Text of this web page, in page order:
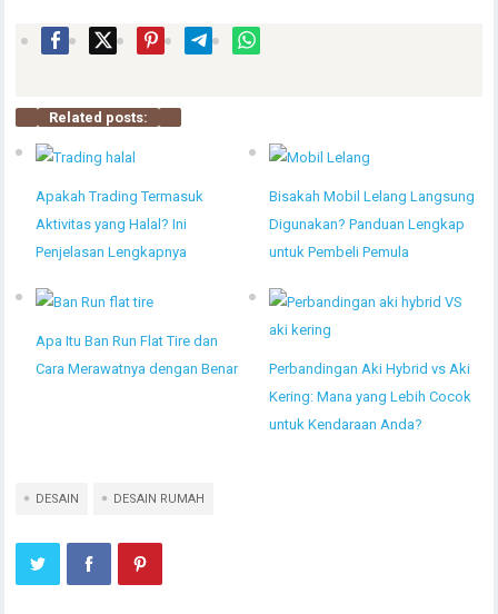
Related posts:
Apakah Trading Termasuk
Aktivitas yang Halal? Ini
Penjelasan Lengkapnya
Bisakah Mobil Lelang Langsung
Digunakan? Panduan Lengkap
untuk Pembeli Pemula
Apa Itu Ban Run Flat Tire dan
Cara Merawatnya dengan Benar
Perbandingan Aki Hybrid vs Aki
Kering: Mana yang Lebih Cocok
untuk Kendaraan Anda?
DESAIN DESAIN RUMAH